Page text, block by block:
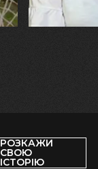
чоловіка
РОЗКАЖИ
СВОЮ
ІСТОРІЮ